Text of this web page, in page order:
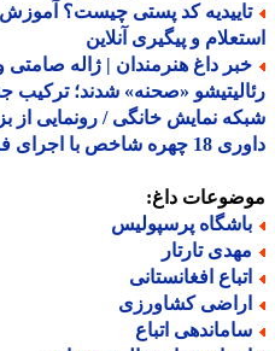
کد پستی چیست؟ آموزش
و پیگیری آنلاین
داغ هنرمندان | ژاله صامتی و
«صحنه» شدند؛ ترکیب
نمایش خانگی / رونمایی از
با اجرای فرزاد فرزین
داغ:
پرسپولیس
تارتار
افغانستانی
کشاورزی
اتباع